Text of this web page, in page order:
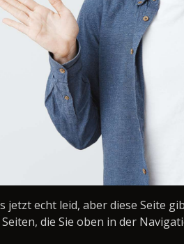
jetzt echt leid, aber diese Seite
die Sie oben in der